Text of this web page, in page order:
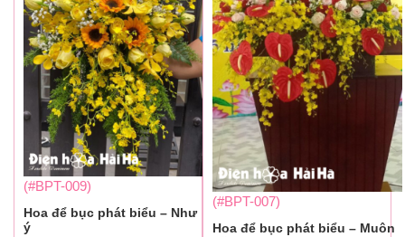
(#BPT-009)
Hoa để bục phát biểu – Như
ý
(#BPT-007)
Hoa để bục phát biểu – Muôn